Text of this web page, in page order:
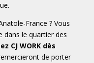
France ? Vous
le quartier des
CJ WORK dès
de porter